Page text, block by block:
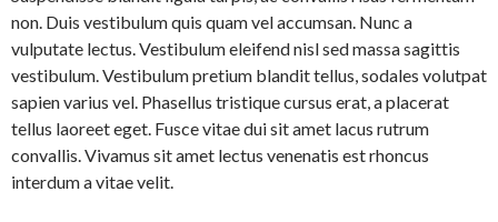
non. Duis vestibulum quis quam vel accumsan. Nunc a
vulputate lectus. Vestibulum eleifend nisl sed massa sagittis
vestibulum. Vestibulum pretium blandit tellus, sodales volutpat
sapien varius vel. Phasellus tristique cursus erat, a placerat
tellus laoreet eget. Fusce vitae dui sit amet lacus rutrum
convallis. Vivamus sit amet lectus venenatis est rhoncus
interdum a vitae velit.